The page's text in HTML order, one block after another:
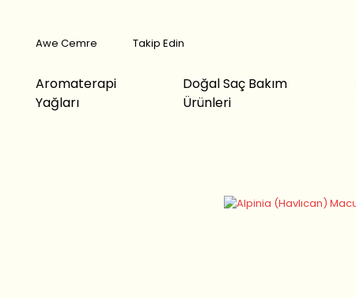
Awe Cemre Takip Edin
Aromaterapi
Yağları
Doğal Saç Bakım
Ürünleri